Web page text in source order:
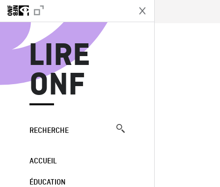
LIRE
ONF
RECHERCHE
ACCUEIL
ÉDUCATION